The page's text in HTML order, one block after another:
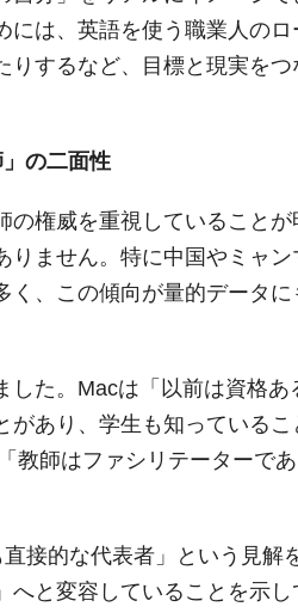
は、英語を使う職業人のロ
するなど、目標と現実を
の二面性
権威を重視していることが
りません。特に中国やミャ
、この傾向が量的データに
した。Macは「以前は資格あ
あり、学生も知っているこ
教師はファシリテーターで
接的な代表者」という見解
へと変容していることを示